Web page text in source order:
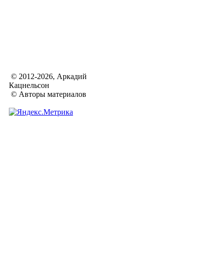
© 2012-2026, Аркадий
Кацнельсон
© Авторы материалов